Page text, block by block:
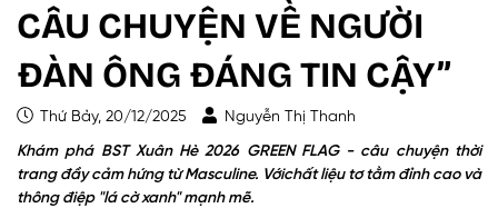
CÂU CHUYỆN VỀ NGƯỜI
ĐÀN ÔNG ĐÁNG TIN CẬY”
Thứ Bảy, 20/12/2025 Nguyễn Thị Thanh
Khám phá BST Xuân Hè 2026 GREEN FLAG - câu chuyện thời
trang đầy cảm hứng từ Masculine. Vớichất liệu tơ tằm đỉnh cao và
thông điệp "lá cờ xanh" mạnh mẽ.